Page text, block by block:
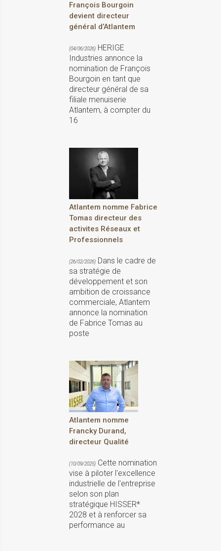
François Bourgoin
devient directeur
général d’Atlantem
(04/06/2026) HERIGE
Industries annonce la
nomination de François
Bourgoin en tant que
directeur général de sa
filiale menuiserie
Atlantem, à compter du
16
Atlantem nomme Fabrice
Tomas directeur des
activites Réseaux et
Professionnels
(26/02/2026) Dans le cadre de
sa stratégie de
développement et son
ambition de croissance
commerciale, Atlantem
annonce la nomination
de Fabrice Tomas au
poste
Atlantem nomme
Francky Durand,
directeur Qualité
(10/09/2025) Cette nomination
vise à piloter l'excellence
industrielle de l'entreprise
selon son plan
stratégique HISSER*
2028 et à renforcer sa
performance au